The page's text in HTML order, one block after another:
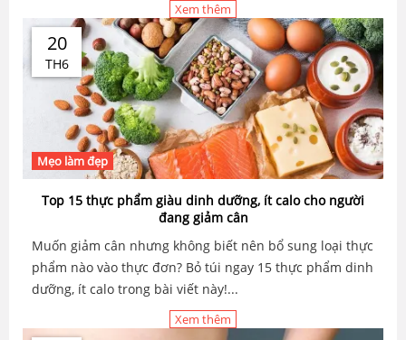
Xem thêm
20
TH6
Mẹo làm đẹp
Top 15 thực phẩm giàu dinh dưỡng, ít calo cho người
đang giảm cân
Muốn giảm cân nhưng không biết nên bổ sung loại thực
phẩm nào vào thực đơn? Bỏ túi ngay 15 thực phẩm dinh
dưỡng, ít calo trong bài viết này!...
Xem thêm